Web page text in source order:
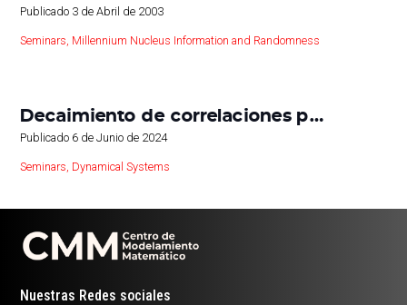
Publicado 3 de Abril de 2003
Seminars Millennium Nucleus Information and Randomness
Decaimiento de correlaciones p…
Publicado 6 de Junio de 2024
Seminars, Dynamical Systems
Nuestras Redes sociales